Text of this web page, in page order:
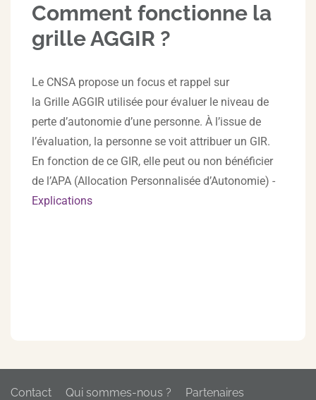
Comment fonctionne la
grille AGGIR ?
Le CNSA propose un focus et rappel sur
la Grille AGGIR utilisée pour évaluer le niveau de
perte d’autonomie d’une personne. À l’issue de
l’évaluation, la personne se voit attribuer un GIR.
En fonction de ce GIR, elle peut ou non bénéficier
de l’APA (Allocation Personnalisée d’Autonomie) -
Explications
Contact Qui sommes-nous ? Partenaires